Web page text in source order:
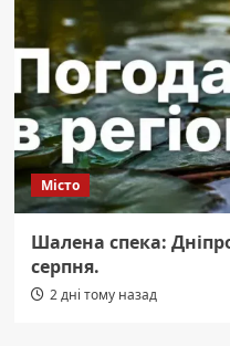
Місто
Шалена спека:
серпня.
2 дні тому назад